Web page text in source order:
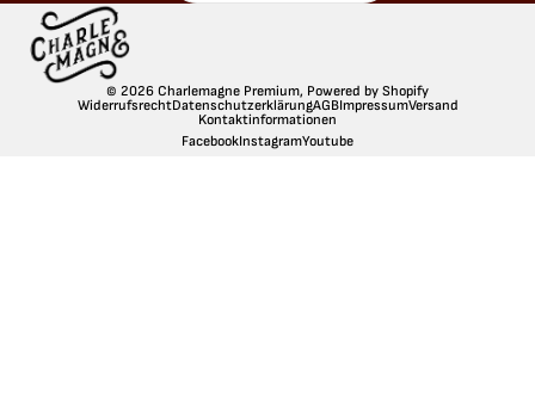
© 2026 Charlemagne Premium, Powered by Shopify
WiderrufsrechtDatenschutzerklärungAGBImpressumVersand
Kontaktinformationen
FacebookInstagramYoutube